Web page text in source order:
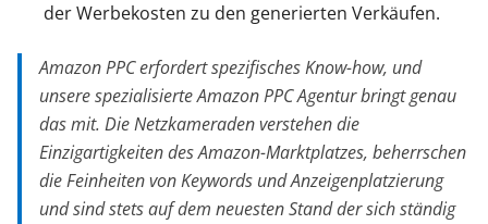
der Werbekosten zu den generierten Verkäufen.
Amazon PPC erfordert spezifisches Know-how, und
unsere spezialisierte Amazon PPC Agentur bringt genau
das mit. Die Netzkameraden verstehen die
Einzigartigkeiten des Amazon-Marktplatzes, beherrschen
die Feinheiten von Keywords und Anzeigenplatzierung
und sind stets auf dem neuesten Stand der sich ständig